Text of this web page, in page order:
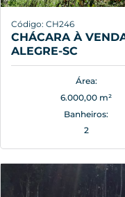
Código: CH246
CHÁCARA À
ALEGRE-SC
Área:
6.000,00 m²
Banheiros:
2